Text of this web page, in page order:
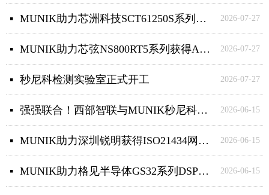
2026-07-27
넷 MUNIK助力芯洲科技SCT61250S系列获得ASILB产品认证
2026-07-27
넷 MUNIK助力芯弦NS800RT5系列获得ASIL B产品认证
2026-07-27
넷 秒尼科检测实验室正式开工
2026-06-15
넷 强强联合！西部智联与MUNIK秒尼科达成战略合作 深耕智能网联新能源汽车安全领域
2026-06-15
넷 MUNIK助力深圳锐明获得ISO21434网络安全体系TUV认证
2026-06-15
넷 MUNIK助力格见半导体GS32系列DSP获得ASIL B产品认证